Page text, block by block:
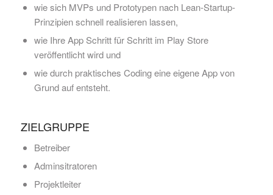
wie sich MVPs und Prototypen nach Lean-Startup-
Prinzipien schnell realisieren lassen,
wie Ihre App Schritt für Schritt im Play Store
veröffentlicht wird und
wie durch praktisches Coding eine eigene App von
Grund auf entsteht.
ZIELGRUPPE
Betreiber
Adminsitratoren
Projektleiter